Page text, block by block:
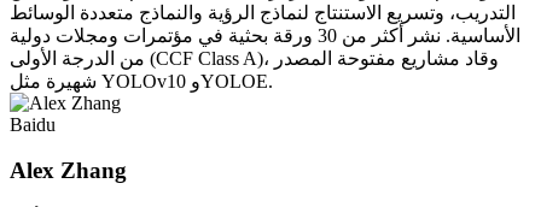
التدريب، وتسريع الاستنتاج لنماذج الرؤية والنماذج متعددة الوسائط
الأساسية. نشر أكثر من 30 ورقة بحثية في مؤتمرات ومجلات دولية
من الدرجة الأولى (CCF Class A)، وقاد مشاريع مفتوحة المصدر
شهيرة مثل YOLOv10 وYOLOE.
Baidu
Alex Zhang